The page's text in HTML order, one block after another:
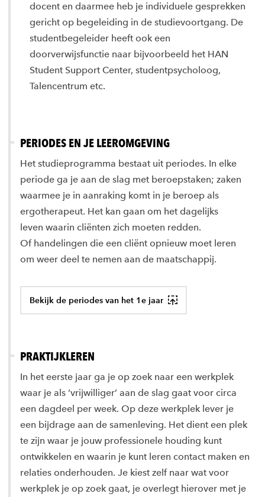
docent en daarmee heb je individuele gesprekken
gericht op begeleiding in de studievoortgang. De
studentbegeleider heeft ook een
doorverwijsfunctie naar bijvoorbeeld het HAN
Student Support Center, studentpsycholoog,
Talencentrum etc.
PERIODES EN JE LEEROMGEVING
Het studieprogramma bestaat uit periodes. In elke
periode ga je aan de slag met beroepstaken; zaken
waarmee je in aanraking komt in je beroep als
ergotherapeut. Het kan gaan om het dagelijks
leven waarin cliënten zich moeten redden.
Of handelingen die een cliënt opnieuw moet leren
om weer deel te nemen aan de maatschappij.
Bekijk de periodes van het 1e jaar
PRAKTIJKLEREN
In het eerste jaar ga je op zoek naar een werkplek
waar je als ‘vrijwilliger’ aan de slag gaat voor circa
een dagdeel per week. Op deze werkplek lever je
een bijdrage aan de samenleving. Het dient een plek
te zijn waar je jouw professionele houding kunt
ontwikkelen en waarin je kunt leren contact maken en
relaties onderhouden. Je kiest zelf naar wat voor
werkplek je op zoek gaat, je overlegt hierover met je